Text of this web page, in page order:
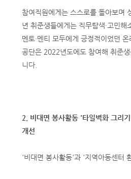
참여직원에게는 스스로를 돌아보며
년 취준생들에게는 직무탐색·고민해
멘토·멘티 모두에게 긍정적이었던
공단은 2022년도에도 참여해 취준
니다.
2. 비대면 봉사활동 '타일벽화 그리
개선
'비대면 봉사활동'과 '지역아동센터